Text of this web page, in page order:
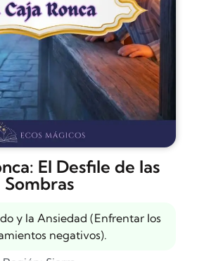
El Desfile de las
Sombras
y la Ansiedad (Enfrentar los
negativos).